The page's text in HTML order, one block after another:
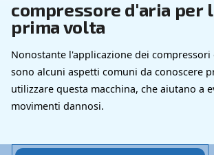
Come utilizzare un
compressore d'aria
prima volta
Nonostante l'applicazione dei
utilizzare questa macchina, che